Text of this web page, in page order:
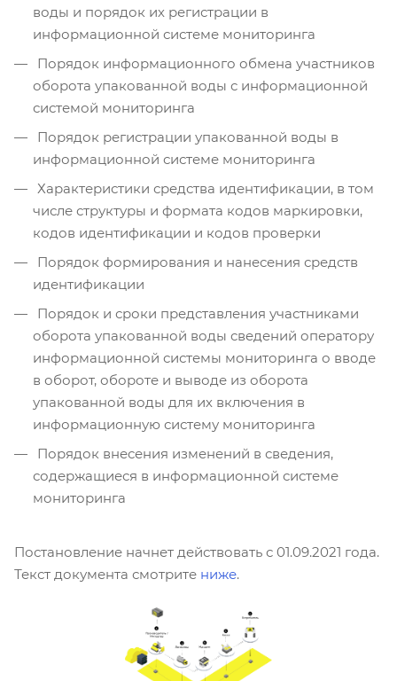
воды и порядок их регистрации в
информационной системе мониторинга
Порядок информационного обмена участников
оборота упакованной воды с информационной
системой мониторинга
Порядок регистрации упакованной воды в
информационной системе мониторинга
Характеристики средства идентификации, в том
числе структуры и формата кодов маркировки,
кодов идентификации и кодов проверки
Порядок формирования и нанесения средств
идентификации
Порядок и сроки представления участниками
оборота упакованной воды сведений оператору
информационной системы мониторинга о вводе
в оборот, обороте и выводе из оборота
упакованной воды для их включения в
информационную систему мониторинга
Порядок внесения изменений в сведения,
содержащиеся в информационной системе
мониторинга
Постановление начнет действовать с 01.09.2021 года.
Текст документа смотрите ниже.